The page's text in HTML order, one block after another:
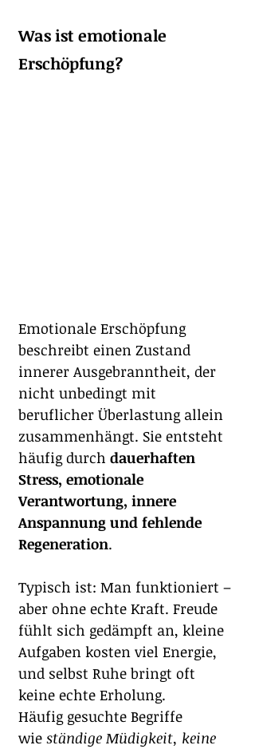
Was ist emotionale
Erschöpfung?
Emotionale Erschöpfung
beschreibt einen Zustand
innerer Ausgebranntheit, der
nicht unbedingt mit
beruflicher Überlastung allein
zusammenhängt. Sie entsteht
häufig durch dauerhaften
Stress, emotionale
Verantwortung, innere
Anspannung und fehlende
Regeneration.
Typisch ist: Man funktioniert –
aber ohne echte Kraft. Freude
fühlt sich gedämpft an, kleine
Aufgaben kosten viel Energie,
und selbst Ruhe bringt oft
keine echte Erholung.
Häufig gesuchte Begriffe
wie ständige Müdigkeit, keine